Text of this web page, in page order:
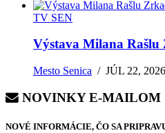
TV SEN
Výstava Milana
Mesto Senica /JÚL 22, 2026
NOVINKY E-MAILOM
NOVÉ INFORMÁCIE, ČO SA